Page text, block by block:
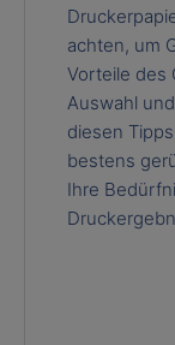
achten, um
Vorteile des
Auswahl
diesen
bestens
Ihre